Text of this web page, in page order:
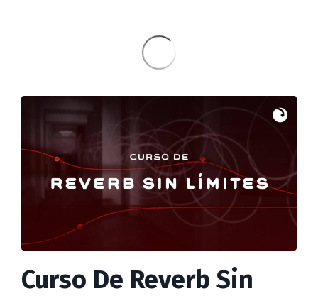
Curso De Reverb Sin